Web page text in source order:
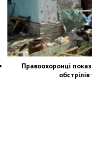
Правоохоронці